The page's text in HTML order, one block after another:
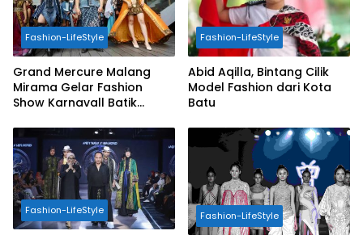
Fashion-LifeStyle
Grand Mercure Malang
Mirama Gelar Fashion
Show Karnavall Batik
Fashion-LifeStyle
Abid Aqilla, Bintang Cilik
Model Fashion dari Kota
Batu
Fashion-LifeStyle Fashion-LifeStyle